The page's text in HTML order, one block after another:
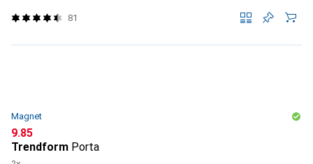
81
Magnet
CHF
9.85
Trendform Porta